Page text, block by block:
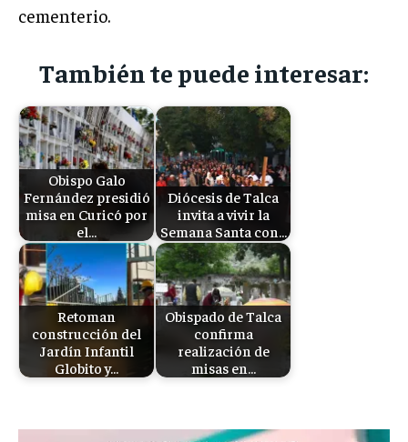
cementerio.
También te puede interesar:
Obispo Galo
Fernández presidió
misa en Curicó por
el…
Diócesis de Talca
invita a vivir la
Semana Santa con…
Retoman
construcción del
Jardín Infantil
Globito y…
Obispado de Talca
confirma
realización de
misas en…